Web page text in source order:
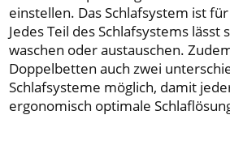
einstellen. Das Schlafsystem ist
Jedes Teil des Schlafsystems lässt
waschen oder austauschen.
Doppelbetten auch zwei
Schlafsysteme möglich, damit
ergonomisch optimale